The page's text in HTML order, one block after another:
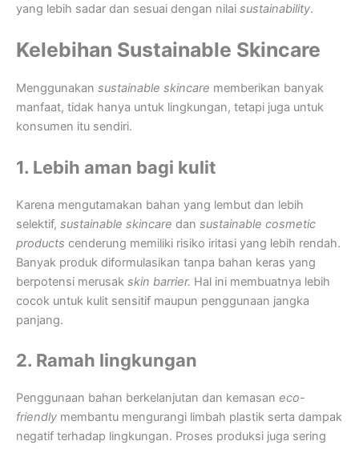
yang lebih sadar dan sesuai dengan nilai sustainability.
Kelebihan Sustainable Skincare
Menggunakan sustainable skincare memberikan banyak
manfaat, tidak hanya untuk lingkungan, tetapi juga untuk
konsumen itu sendiri.
1. Lebih aman bagi kulit
Karena mengutamakan bahan yang lembut dan lebih
selektif, sustainable skincare dan sustainable cosmetic
products cenderung memiliki risiko iritasi yang lebih rendah.
Banyak produk diformulasikan tanpa bahan keras yang
berpotensi merusak skin barrier. Hal ini membuatnya lebih
cocok untuk kulit sensitif maupun penggunaan jangka
panjang.
2. Ramah lingkungan
Penggunaan bahan berkelanjutan dan kemasan eco-
friendly membantu mengurangi limbah plastik serta dampak
negatif terhadap lingkungan. Proses produksi juga sering